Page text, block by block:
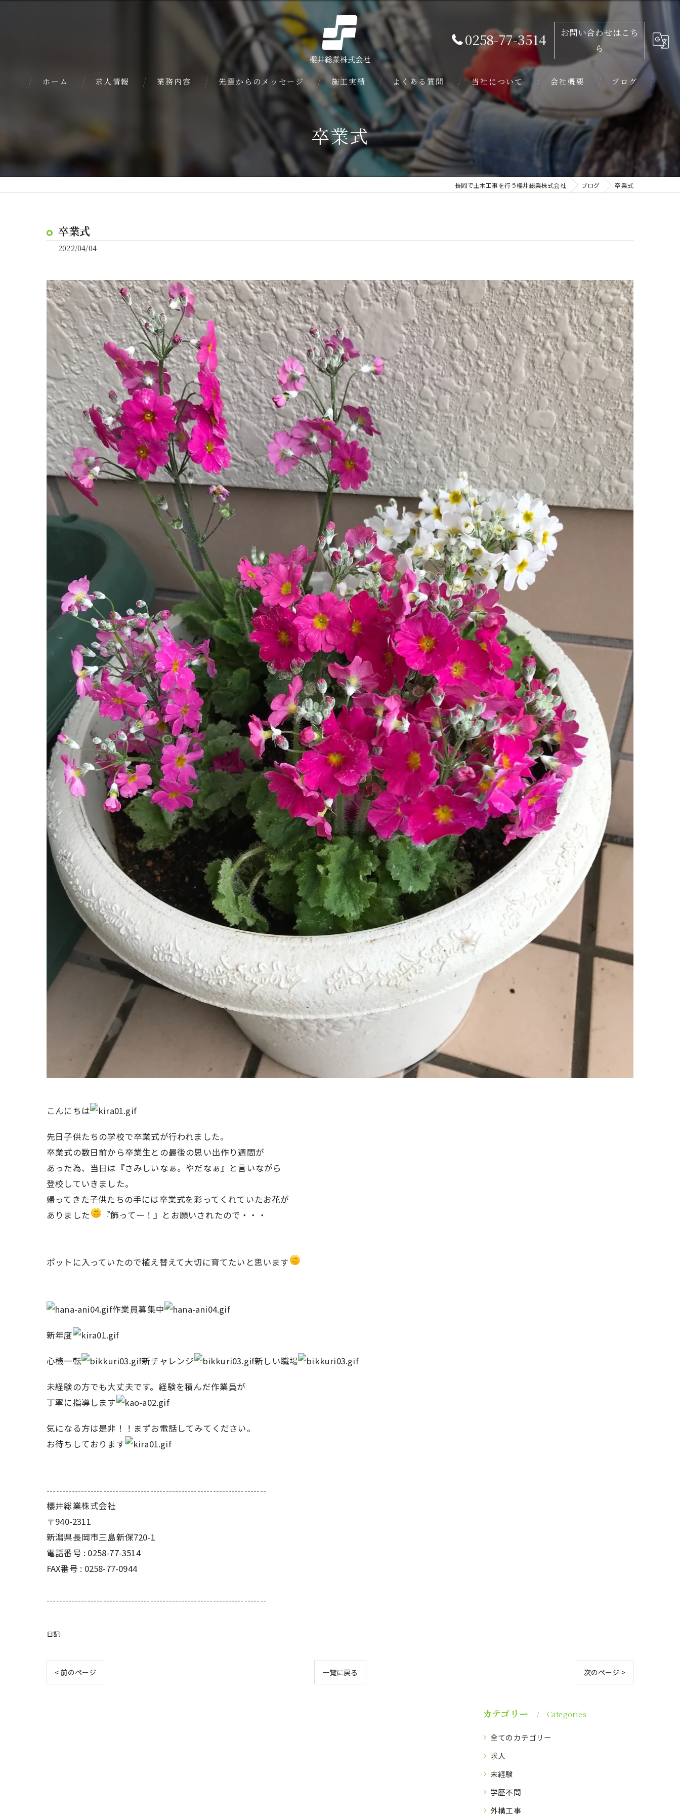
0258-77-3514
お問い合わせはこち
ら
ホーム 求人情報 業務内容 先輩からのメッセージ 施工実績 よくある質問 当社について
未経験
学歴不問
外構工事
会社概要 ブログ
卒業式
長岡で土木工事を行う櫻井総業株式会社 ブログ 卒業式
卒業式
2022/04/04
こんにちは
先日子供たちの学校で卒業式が行われました。
卒業式の数日前から卒業生との最後の思い出作り週間が
あった為、当日は『さみしいなぁ。やだなぁ』と言いながら
登校していきました。
帰ってきた子供たちの手には卒業式を彩ってくれていたお花が
ありました
『飾ってー！』とお願いされたので・・・
ポットに入っていたので植え替えて大切に育てたいと思います
作業員募集中
新年度
心機一転 新チャレンジ 新しい職場
未経験の方でも大丈夫です。経験を積んだ作業員が
丁寧に指導します
気になる方は是非！！まずお電話してみてください。
お待ちしております
----------------------------------------------------------------------
櫻井総業株式会社
〒940-2311
新潟県長岡市三島新保720-1
電話番号 : 0258-77-3514
FAX番号 : 0258-77-0944
----------------------------------------------------------------------
日記
< 前のページ 一覧に戻る 次のページ >
カテゴリー Categories
全てのカテゴリー
求人
未経験
学歴不問
外構工事